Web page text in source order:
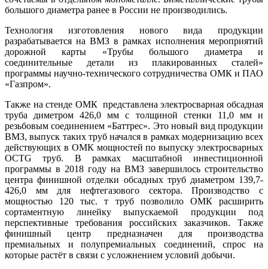
большого диаметра ранее в России не производились.
Технология изготовления нового вида продукции
разрабатывается на ВМЗ в рамках исполнения мероприятий
дорожной карты «Трубы большого диаметра и
соединительные детали из плакированных сталей»
программы научно-технического сотрудничества ОМК и ПАО
«Газпром».
Также на стенде ОМК представлена электросварная обсадная
труба диметром 426,0 мм с толщиной стенки 11,0 мм и
резьбовым соединением «Баттрес». Это новый вид продукции
ВМЗ, выпуск таких труб начался в рамках модернизацию всех
действующих в ОМК мощностей по выпуску электросварных
OCTG труб. В рамках масштабной инвестиционной
программы в 2018 году на ВМЗ завершилось строительство
центра финишной отделки обсадных труб диаметром 139,7-
426,0 мм для нефтегазового сектора. Производство с
мощностью 120 тыс. т труб позволило ОМК расширить
сортаментную линейку выпускаемой продукции под
перспективные требования российских заказчиков. Также
финишный центр предназначен для производства
премиальных и полупремиальных соединений, спрос на
которые растёт в связи с усложнением условий добычи.